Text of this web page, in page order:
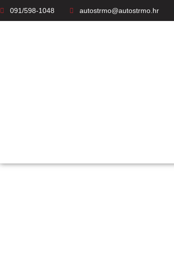
091/598-1048 autostrmo@autostrmo.hr